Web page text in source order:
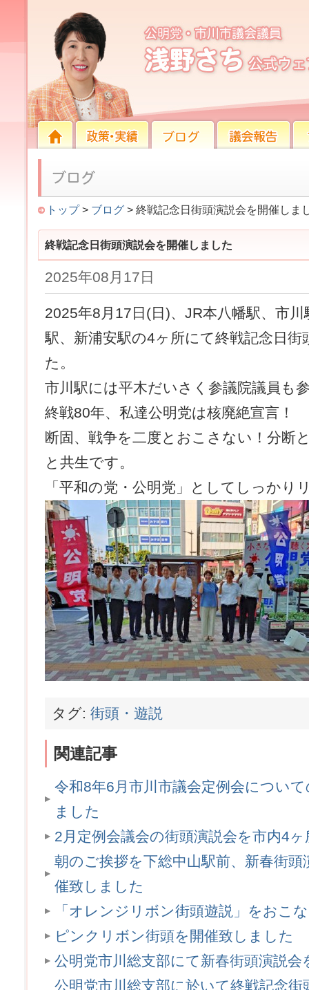
終戦記念日街頭演説会を開催しました
トップ> ブログ > 終戦記念日街頭演説会を開催しま
終戦記念日街頭演説会を開催しました
2025年08月17日
2025年8月17日(日)、JR本八幡駅、市
駅、新浦安駅の4ヶ所にて終戦記念日街
た。
市川駅には平木だいさく参議院議員も
終戦80年、私達公明党は核廃絶宣言！
断固、戦争を二度とおこさない！分断
と共生です。
「平和の党・公明党」としてしっかり
タグ: 街頭・遊説
関連記事
令和8年6月市川市議会定例会につい
ました
2月定例会議会の街頭演説会を市内4
朝のご挨拶を下総中山駅前、新春街
催致しました
「オレンジリボン街頭遊説」をおこ
ピンクリボン街頭を開催致しました
公明党市川総支部にて新春街頭演説
公明党市川総支部に於いて終戦記念
HOME
HOME